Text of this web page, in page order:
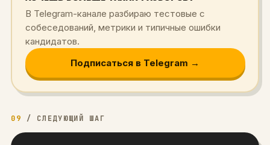
В Telegram-канале разбираю тестовые с
собеседований, метрики и типичные ошибки
кандидатов.
Подписаться в Telegram →
09 / СЛЕДУЮЩИЙ ШАГ